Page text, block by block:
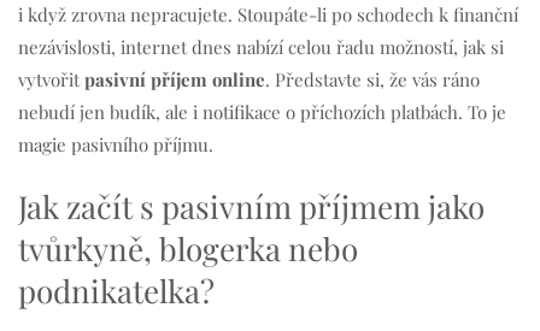
i když zrovna nepracujete. Stoupáte-li po schodech k finanční
nezávislosti, internet dnes nabízí celou řadu možností, jak si
vytvořitpasivní příjem online. Představte si, že vás ráno
nebudí jen budík, ale i notifikace o příchozích platbách. To je
magie pasivního příjmu.
Jak začít s pasivním příjmem jako
tvůrkyně, blogerka nebo
podnikatelka?